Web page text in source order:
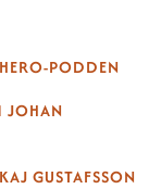
PODDEN
JOHAN
GUSTAFSSON